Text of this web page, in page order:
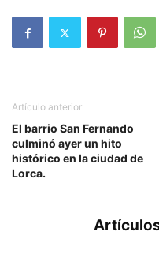
Artículo anterior
El barrio San Fernando
culminó ayer un hito
histórico en la ciudad de
Lorca.